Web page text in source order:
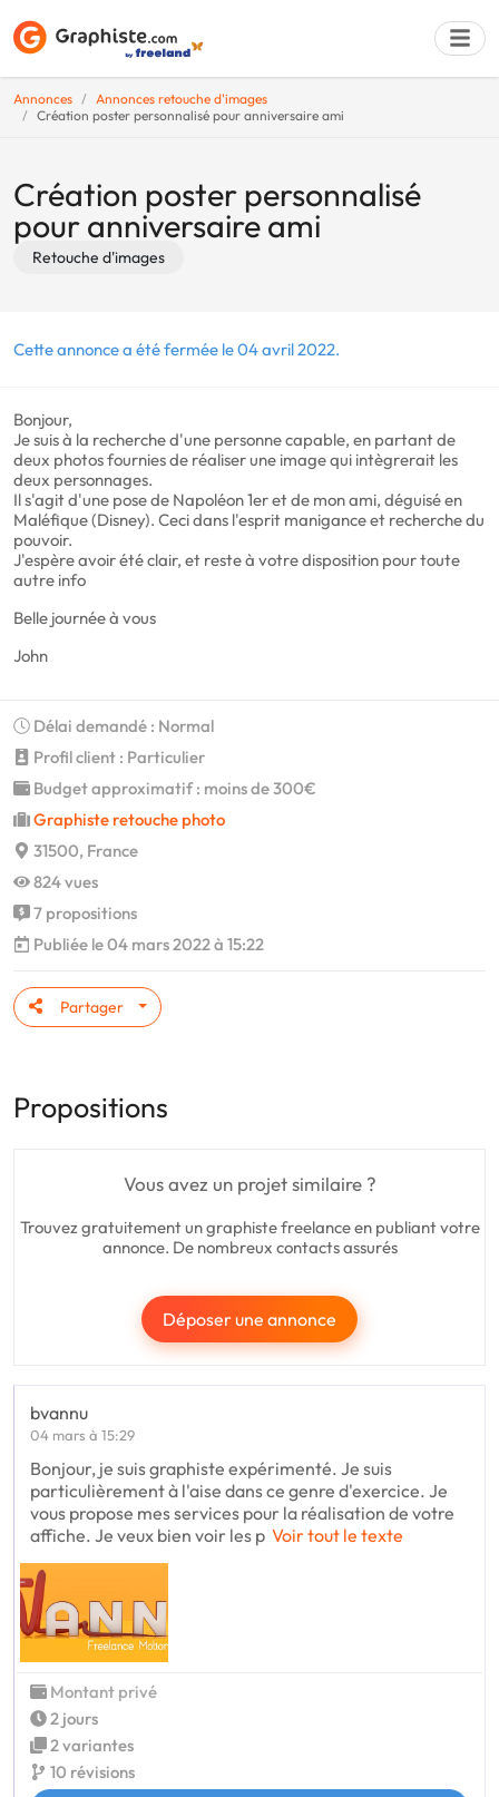
Annonces
Annonces retouche d'images
Création poster personnalisé pour anniversaire ami
Création poster personnalisé
pour anniversaire ami
Retouche d'images
Cette annonce a été fermée le 04 avril 2022.
Bonjour,
Je suis à la recherche d'une personne capable, en partant de
deux photos fournies de réaliser une image qui intègrerait les
deux personnages.
Il s'agit d'une pose de Napoléon 1er et de mon ami, déguisé en
Maléfique (Disney). Ceci dans l'esprit manigance et recherche du
pouvoir.
J'espère avoir été clair, et reste à votre disposition pour toute
autre info
Belle journée à vous
John
Délai demandé : Normal
Profil client : Particulier
Budget approximatif : moins de 300€
Graphiste retouche photo
31500, France
824 vues
7 propositions
Publiée le 04 mars 2022 à 15:22
Partager
Propositions
Vous avez un projet similaire ?
Trouvez gratuitement un graphiste freelance en publiant votre
annonce. De nombreux contacts assurés
Déposer une annonce
bvannu
04 mars à 15:29
Bonjour, je suis graphiste expérimenté. Je suis
particulièrement à l'aise dans ce genre d'exercice. Je
vous propose mes services pour la réalisation de votre
affiche. Je veux bien voir les p Voir tout le texte
Montant privé
2 jours
2 variantes
10 révisions